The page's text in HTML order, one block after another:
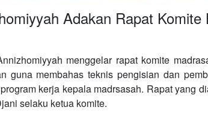
Adakan Rapat Komite
menggelar rapat komite
guna membahas teknis pengisian dan
kerja kepala madrsasah. Rapat yang
selaku ketua komite.